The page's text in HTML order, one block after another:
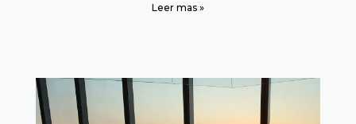
Leer mas »